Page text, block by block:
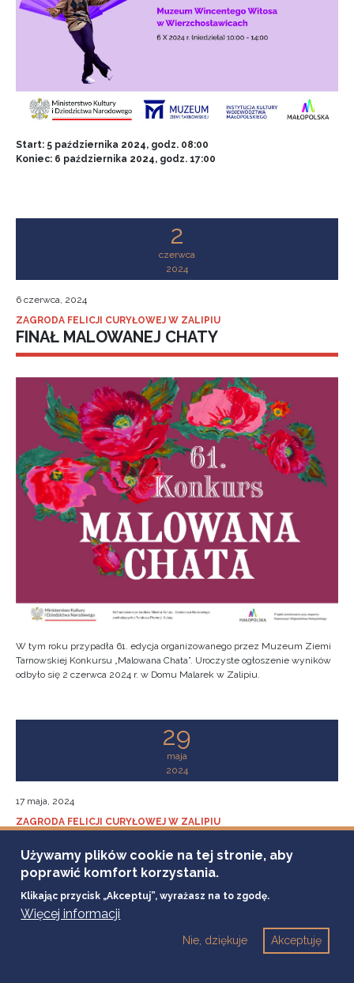
Start: 5 października 2024, godz. 08:00
Koniec: 6 października 2024, godz. 17:00
2
czerwca
2024
6 czerwca, 2024
ZAGRODA FELICJI CURYŁOWEJ W ZALIPIU
FINAŁ MALOWANEJ CHATY
W tym roku przypadła 61. edycja organizowanego przez Muzeum Ziemi
Tarnowskiej Konkursu „Malowana Chata”. Uroczyste ogłoszenie wyników
odbyło się 2 czerwca 2024 r. w Domu Malarek w Zalipiu.
29
maja
2024
17 maja, 2024
ZAGRODA FELICJI CURYŁOWEJ W ZALIPIU
61 – PLAN WYDARZENIA
Używamy plików cookie na tej stronie, aby
poprawić komfort korzystania.
Klikając przycisk „Akceptuj”, wyrażasz na to zgodę.
Więcej informacji
Akceptuję
Nie, dziękuje